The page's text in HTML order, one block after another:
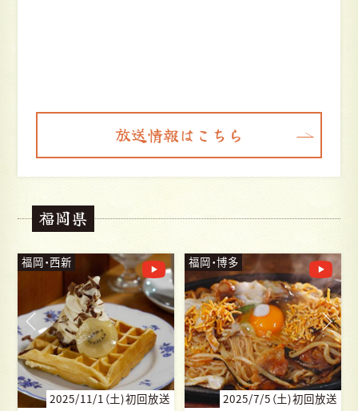
放送情報はこちら
福岡県
福岡・博多
2025/7/5（土)初回放送
福岡・北九州
2025/6/21（土)初回放送